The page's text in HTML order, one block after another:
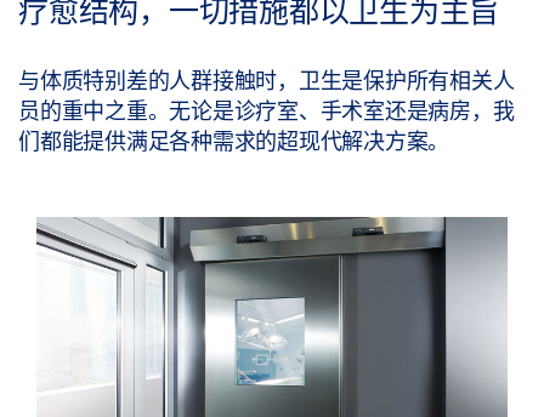
疗愈结构，一切措施都以卫生为主旨
与体质特别差的人群接触时，卫生是保护所有相关人
员的重中之重。无论是诊疗室、手术室还是病房，我
们都能提供满足各种需求的超现代解决方案。